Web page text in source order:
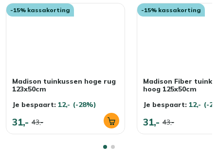
-15% kassakorting
Madison tuinkussen hoge rug
123x50cm
Je bespaart: 12,- (-28%)
31,- 43,-
-15% kassakorting
Madison Fiber
hoog 125x50cm
Je bespaart: 12,- (-
31,- 43,-